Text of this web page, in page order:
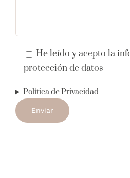
He leído y acepto la
protección de datos
Política de Privacidad